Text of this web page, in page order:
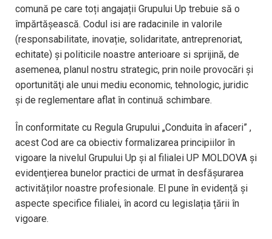
comună pe care toți angajații Grupului Up trebuie să o
împărtășească. Codul isi are radacinile in valorile
(responsabilitate, inovație, solidaritate, antreprenoriat,
echitate) și politicile noastre anterioare si sprijină, de
asemenea, planul nostru strategic, prin noile provocări și
oportunităţi ale unui mediu economic, tehnologic, juridic
și de reglementare aflat în continuă schimbare.
În conformitate cu Regula Grupului „Conduita în afaceri” ,
acest Cod are ca obiectiv formalizarea principiilor în
vigoare la nivelul Grupului Up și al filialei UP MOLDOVA și
evidenţierea bunelor practici de urmat în desfășurarea
activităților noastre profesionale. El pune în evidență și
aspecte specifice filialei, în acord cu legislația țării în
vigoare.